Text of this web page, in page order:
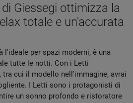
Giessegi ottimizza la
totale e un'accurata
per spazi moderni, è una
tutte le notti. Con i Letti
cui il modello nell'immagine, avrai
I Letti sono i protagonisti di
un sonno profondo e ristoratore